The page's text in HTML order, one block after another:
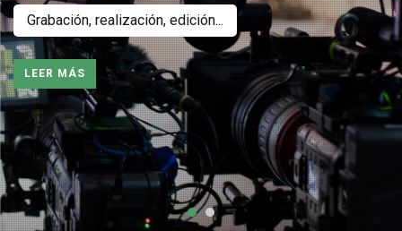
Grabación, realización, edición...
LEER MÁS